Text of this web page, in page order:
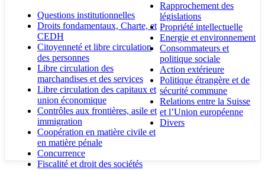
Questions institutionnelles
Droits fondamentaux, Charte, et
CEDH
Citoyenneté et libre circulation
des personnes
Libre circulation des
marchandises et des services
Libre circulation des capitaux et
union économique
Contrôles aux frontières, asile et
immigration
Coopération en matière civile et
en matière pénale
Concurrence
Fiscalité et droit des sociétés
Rapprochement des
législations
Propriété intellectuelle
Energie et environnement
Consommateurs et
politique sociale
Action extérieure
Politique étrangère et de
sécurité commune
Relations entre la Suisse
et l’Union européenne
Divers